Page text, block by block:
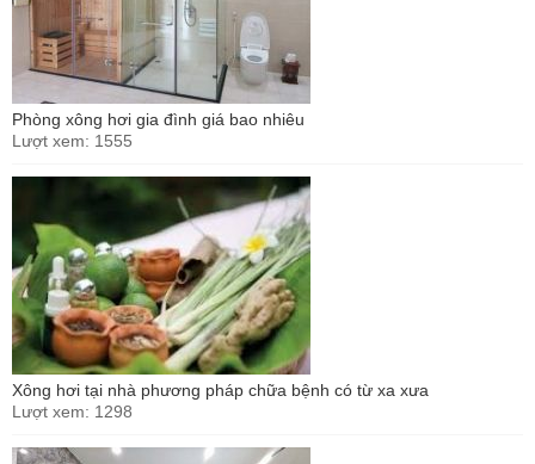
Phòng xông hơi gia đình giá bao nhiêu
Lượt xem: 1555
Xông hơi tại nhà phương pháp chữa bệnh có từ xa xưa
Lượt xem: 1298